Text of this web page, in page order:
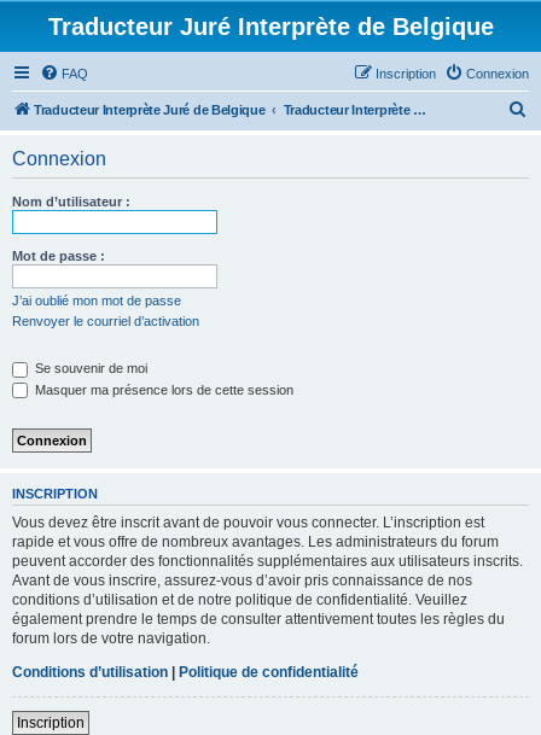
Traducteur Juré Interprète de Belgique
FAQ Connexion
Inscription
Traducteur Interprète Juré de Belgique Traducteur Interprète Juré de Belgique
Connexion
Nom d’utilisateur :
Mot de passe :
J’ai oublié mon mot de passe
Renvoyer le courriel d’activation
Se souvenir de moi
Masquer ma présence lors de cette session
INSCRIPTION
Vous devez être inscrit avant de pouvoir vous connecter. L’inscription est
rapide et vous offre de nombreux avantages. Les administrateurs du forum
peuvent accorder des fonctionnalités supplémentaires aux utilisateurs inscrits.
Avant de vous inscrire, assurez-vous d’avoir pris connaissance de nos
conditions d’utilisation et de notre politique de confidentialité. Veuillez
également prendre le temps de consulter attentivement toutes les règles du
forum lors de votre navigation.
Conditions d’utilisation | Politique de confidentialité
Inscription